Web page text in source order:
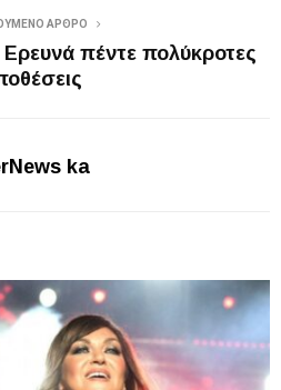
ΆΡΘΡΟ
πέντε πολύκροτες
ka